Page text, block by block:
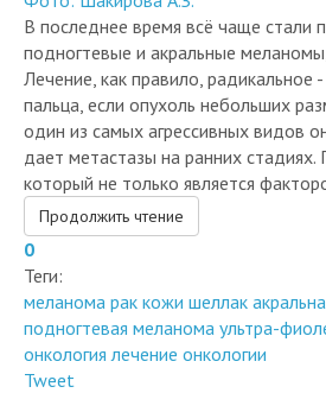
В последнее время всё чаще стали
подногтевые и акральные
Лечение, как правило, радикальное
пальца, если опухоль небольших
один из самых агрессивных видов
дает метастазы на ранних стадиях.
который не только является
Продолжить чтение
0
Теги:
меланома рак кожи шеллак
подногтевая меланома ультра-
онкология лечение онкологии
Tweet